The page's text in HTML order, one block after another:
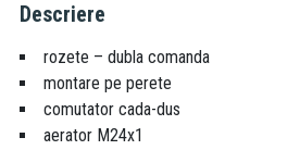
Descriere
rozete – dubla comanda
montare pe perete
comutator cada-dus
aerator M24x1